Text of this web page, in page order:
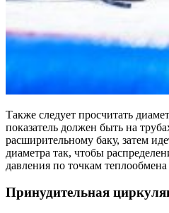
Также следует просчитать
показатель должен быть на
расширительному баку, затем
диаметра так, чтобы
давления по точкам
Принудительная